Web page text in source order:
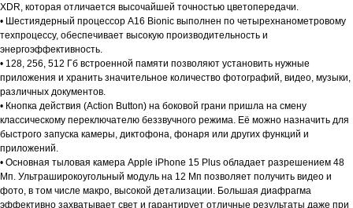
XDR, которая отличается высочайшей точностью цветопередачи.
• Шестиядерный процессор A16 Bionic выполнен по четырехнанометровому
техпроцессу, обеспечивает высокую производительность и
энергоэффективность.
• 128, 256, 512 Гб встроенной памяти позволяют установить нужные
приложения и хранить значительное количество фотографий, видео, музыки,
различных документов.
• Кнопка действия (Action Button) на боковой грани пришла на смену
классическому переключателю беззвучного режима. Её можно назначить для
быстрого запуска камеры, диктофона, фонаря или других функций и
приложений.
• Основная тыловая камера Apple iPhone 15 Plus обладает разрешением 48
Мп. Ультраширокоугольный модуль на 12 Мп позволяет получить видео и
фото, в том числе макро, высокой детализации. Большая диафрагма
эффективно захватывает свет и гарантирует отличные результаты даже при